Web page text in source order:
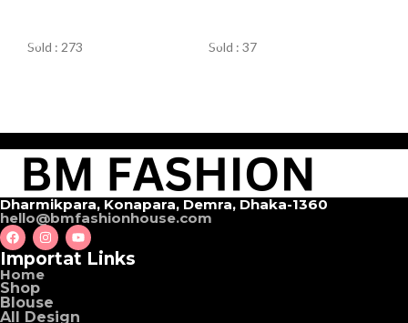
Sold : 273 Sold : 37
Dharmikpara, Konapara, Demra, Dhaka-1360
hello@bmfashionhouse.com
Importat Links
Home
Shop
Blouse
All Design